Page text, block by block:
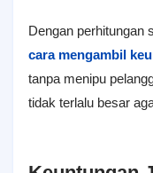
Dengan perhitungan
cara mengambil
tanpa menipu
tidak terlalu besar